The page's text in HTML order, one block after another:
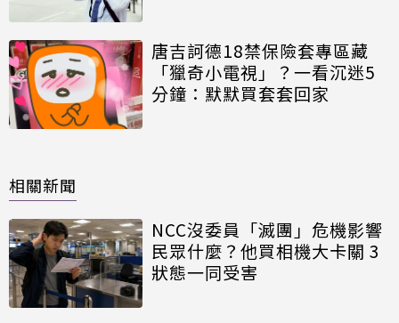
唐吉訶德18禁保險套專區藏
「獵奇小電視」？一看沉迷5
分鐘：默默買套套回家
相關新聞
NCC沒委員「滅團」危機影響
民眾什麼？他買相機大卡關 3
狀態一同受害